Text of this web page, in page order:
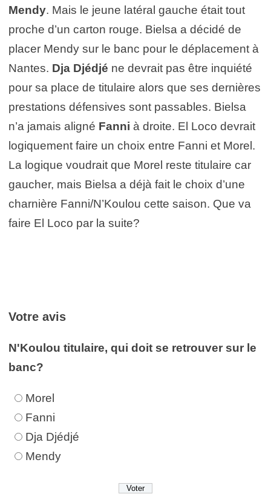
Mendy. Mais le jeune latéral gauche était tout
proche d’un carton rouge. Bielsa a décidé de
placer Mendy sur le banc pour le déplacement à
Nantes. Dja Djédjé ne devrait pas être inquiété
pour sa place de titulaire alors que ses dernières
prestations défensives sont passables. Bielsa
n’a jamais aligné Fanni à droite. El Loco devrait
logiquement faire un choix entre Fanni et Morel.
La logique voudrait que Morel reste titulaire car
gaucher, mais Bielsa a déjà fait le choix d’une
charnière Fanni/N’Koulou cette saison. Que va
faire El Loco par la suite?
Votre avis
N'Koulou titulaire, qui doit se retrouver sur le
banc?
Morel
Fanni
Dja Djédjé
Mendy